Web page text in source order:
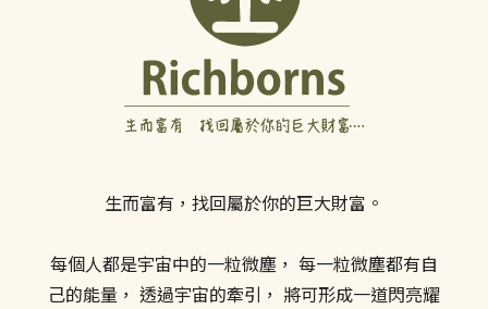
生而富有，找回屬於你的巨大財富。
每個人都是宇宙中的一粒微塵， 每一粒微塵都有自
己的能量， 透過宇宙的牽引， 將可形成一道閃亮耀